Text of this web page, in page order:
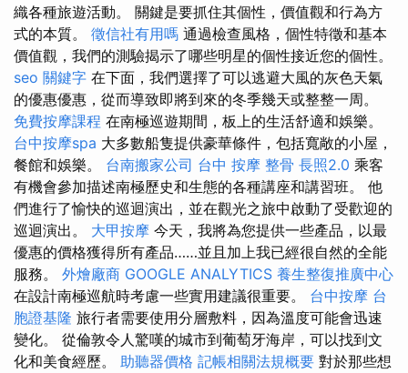
織各種旅遊活動。 關鍵是要抓住其個性，價值觀和行為方
式的本質。 徵信社有用嗎 通過檢查風格，個性特徵和基本
價值觀，我們的測驗揭示了哪些明星的個性接近您的個性。
seo 關鍵字 在下面，我們選擇了可以逃避大風的灰色天氣
的優惠優惠，從而導致即將到來的冬季幾天或整整一周。
免費按摩課程 在南極巡遊期間，板上的生活舒適和娛樂。
台中按摩spa 大多數船隻提供豪華條件，包括寬敞的小屋，
餐館和娛樂。 台南搬家公司 台中 按摩 整骨 長照2.0 乘客
有機會參加描述南極歷史和生態的各種講座和講習班。 他
們進行了愉快的巡迴演出，並在觀光之旅中啟動了受歡迎的
巡迴演出。 大甲按摩 今天，我將為您提供一些產品，以最
優惠的價格獲得所有產品……並且加上我已經很自然的全能
服務。 外燴廠商 GOOGLE ANALYTICS 養生整復推廣中心
在設計南極巡航時考慮一些實用建議很重要。 台中按摩 台
胞證基隆 旅行者需要使用分層敷料，因為溫度可能會迅速
變化。 從倫敦令人驚嘆的城市到葡萄牙海岸，可以找到文
化和美食經歷。 助聽器價格 記帳相關法規概要 對於那些想